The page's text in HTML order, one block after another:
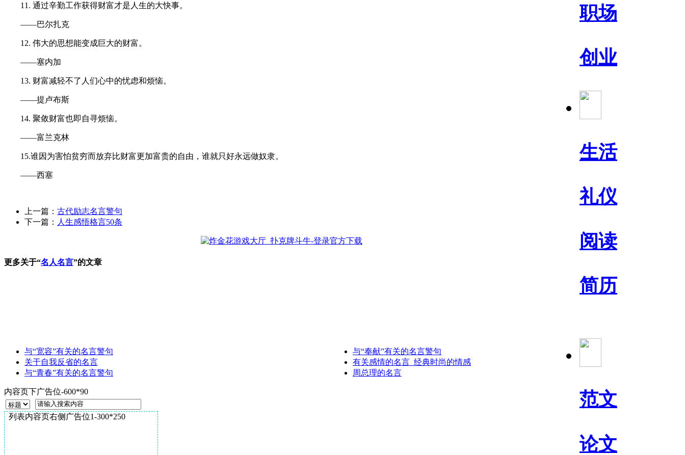
职场
创业
生活
礼仪
阅读
简历
范文
论文
11. 通过辛勤工作获得财富才是人生的大快事。
——巴尔扎克
12. 伟大的思想能变成巨大的财富。
——塞内加
13. 财富减轻不了人们心中的忧虑和烦恼。
——提卢布斯
14. 聚敛财富也即自寻烦恼。
——富兰克林
15.谁因为害怕贫穷而放弃比财富更加富贵的自由，谁就只好永远做奴隶。
——西塞
上一篇： 古代励志名言警句
下一篇： 人生感悟格言50条
更多关于“名人名言”的文章
与“宽容”有关的名言警句
与“奉献”有关的名言警句
关于自我反省的名言
有关感情的名言_经典时尚的情感
与“青春”有关的名言警句
周总理的名言
内容页下广告位-600*90
列表内容页右侧广告位1-300*250